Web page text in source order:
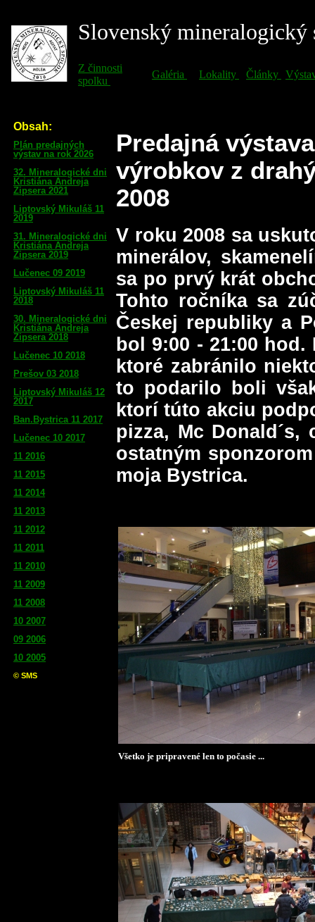
Predajná
výrobkov z
2008
V roku 2008 sa
minerálov,
sa po prvý krát
Tohto ročníka sa
Českej republiky a
bol 9:00 - 21:00
ktoré zabránilo
to podarilo boli
ktorí túto akciu
pizza, Mc
ostatným
moja Bystrica.
Všetko je pripravené len to počasie ...